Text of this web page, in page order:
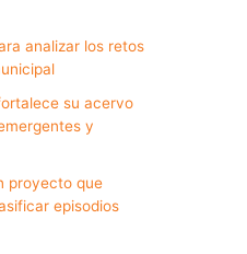
analizar los retos
su acervo
y
proyecto que
episodios